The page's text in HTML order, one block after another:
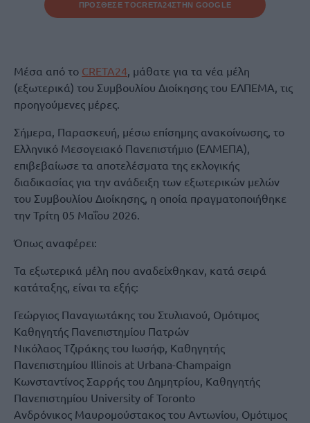
ΠΡΟΣΘΕΣΕ ΤΟCRETA24ΣΤΗΝ GOOGLE
Μέσα από το CRETA24, μάθατε για τα νέα μέλη
(εξωτερικά) του Συμβουλίου Διοίκησης του ΕΛΠΕΜΑ, τις
προηγούμενες μέρες.
Σήμερα, Παρασκευή, μέσω επίσημης ανακοίνωσης, το
Ελληνικό Μεσογειακό Πανεπιστήμιο (ΕΛΜΕΠΑ),
επιβεβαίωσε τα αποτελέσματα της εκλογικής
διαδικασίας για την ανάδειξη των εξωτερικών μελών
του Συμβουλίου Διοίκησης, η οποία πραγματοποιήθηκε
την Τρίτη 05 Μαΐου 2026.
Όπως αναφέρει:
Τα εξωτερικά μέλη που αναδείχθηκαν, κατά σειρά
κατάταξης, είναι τα εξής:
Γεώργιος Παναγιωτάκης του Στυλιανού, Ομότιμος
Καθηγητής Πανεπιστημίου Πατρών
Νικόλαος Τζιράκης του Ιωσήφ, Καθηγητής
Πανεπιστημίου Illinois at Urbana-Champaign
Κωνσταντίνος Σαρρής του Δημητρίου, Καθηγητής
Πανεπιστημίου University of Toronto
Ανδρόνικος Μαυρομούστακος του Αντωνίου, Ομότιμος